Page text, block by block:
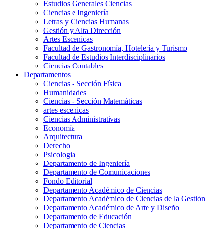
Estudios Generales Ciencias
Ciencias e Ingeniería
Letras y Ciencias Humanas
Gestión y Alta Dirección
Artes Escenicas
Facultad de Gastronomía, Hotelería y Turismo
Facultad de Estudios Interdisciplinarios
Ciencias Contables
Departamentos
Ciencias - Sección Física
Humanidades
Ciencias - Sección Matemáticas
artes escenicas
Ciencias Administrativas
Economía
Arquitectura
Derecho
Psicologia
Departamento de Ingeniería
Departamento de Comunicaciones
Fondo Editorial
Departamento Académico de Ciencias
Departamento Académico de Ciencias de la Gestión
Departamento Académico de Arte y Diseño
Departamento de Educación
Departamento de Ciencias